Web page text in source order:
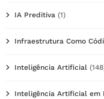
IA Preditiva (1)
Infraestrutura Como
Inteligência Artificial
Inteligência Artificial em